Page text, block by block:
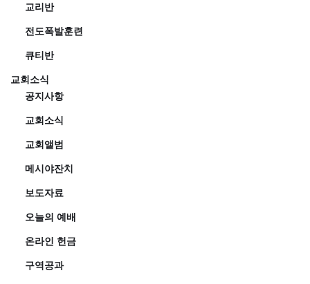
교리반
전도폭발훈련
큐티반
교회소식
공지사항
교회소식
교회앨범
메시야잔치
보도자료
오늘의 예배
온라인 헌금
구역공과